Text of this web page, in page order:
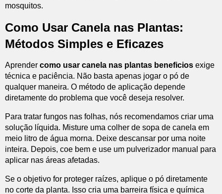
mosquitos.
Como Usar Canela nas Plantas:
Métodos Simples e Eficazes
Aprender como usar canela nas plantas beneficios exige
técnica e paciência. Não basta apenas jogar o pó de
qualquer maneira. O método de aplicação depende
diretamente do problema que você deseja resolver.
Para tratar fungos nas folhas, nós recomendamos criar uma
solução líquida. Misture uma colher de sopa de canela em
meio litro de água morna. Deixe descansar por uma noite
inteira. Depois, coe bem e use um pulverizador manual para
aplicar nas áreas afetadas.
Se o objetivo for proteger raízes, aplique o pó diretamente
no corte da planta. Isso cria uma barreira física e química